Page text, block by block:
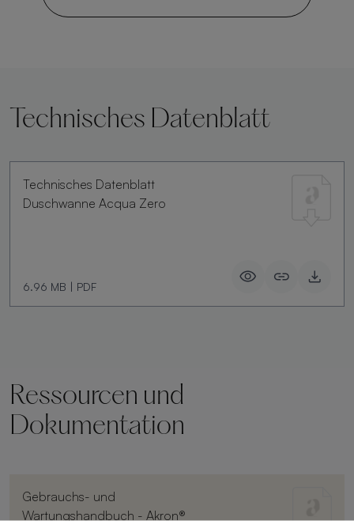
Technisches Datenblatt
Technisches Datenblatt
Duschwanne Acqua Zero
6.96 MB | PDF
Ressourcen und
Dokumentation
Gebrauchs- und
Wartungshandbuch - Akron®